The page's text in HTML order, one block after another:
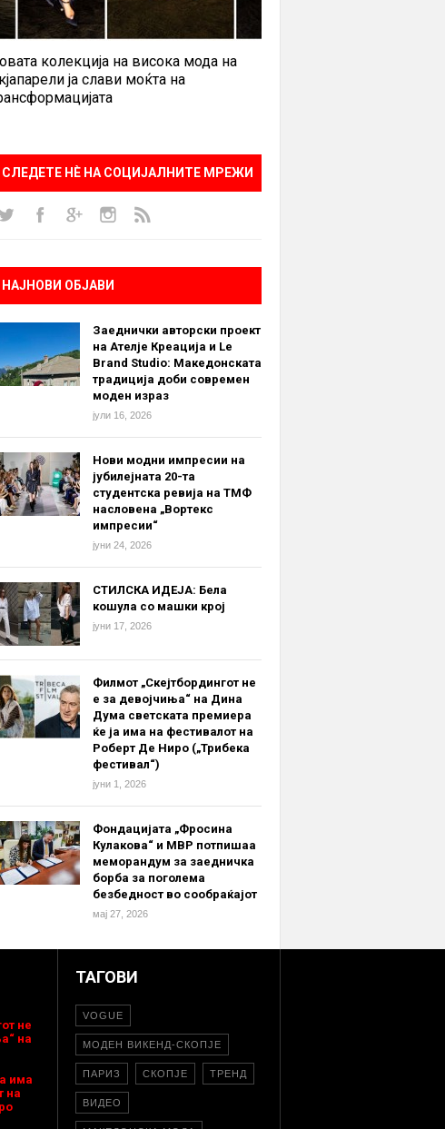
колекција на висока мода на
ја слави моќта на
СЛЕДЕТЕ НÈ НА СОЦИЈАЛНИТЕ МРЕЖИ
НАЈНОВИ ОБЈАВИ
Заеднички авторски проект
на Ателје Креација и Le
Brand Studio: Македонската
традиција доби современ
моден израз
јули 16, 2026
Нови модни импресии на
јубилејната 20-та
студентска ревија на ТМФ
насловена „Вортекс
импресии“
јуни 24, 2026
СТИЛСКА ИДЕЈА: Бела
кошула со машки крој
јуни 17, 2026
Филмот „Скејтбордингот не
е за девојчиња“ на Дина
Дума светската премиера
ќе ја има на фестивалот на
Роберт Де Ниро („Трибека
фестивал“)
јуни 1, 2026
Фондацијата „Фросина
Кулакова“ и МВР потпишаа
меморандум за заедничка
борба за поголема
безбедност во сообраќајот
мај 27, 2026
не
на
има
на
ТАГОВИ
VOGUE
МОДЕН ВИКЕНД-СКОПЈЕ
ПАРИЗ СКОПЈЕ ТРЕНД
ВИДЕО